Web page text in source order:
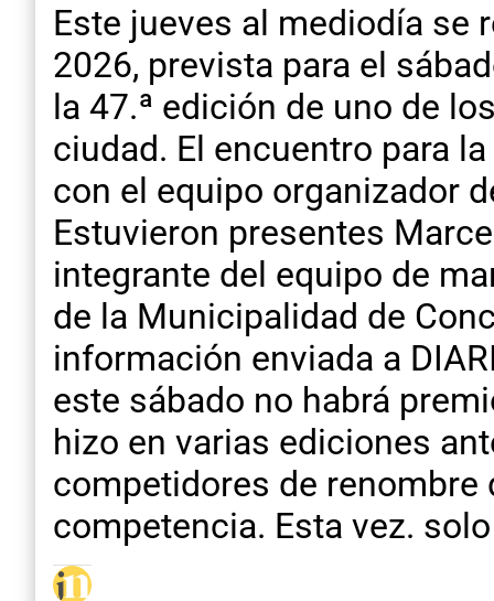
Este jueves al mediodía se
2026, prevista para el
la 47.ª edición de uno de
ciudad. El encuentro para
con el equipo organizador
Estuvieron presentes
integrante del equipo de
de la Municipalidad de
información enviada a
este sábado no habrá
hizo en varias ediciones
competidores de renombre
competencia. Esta vez.